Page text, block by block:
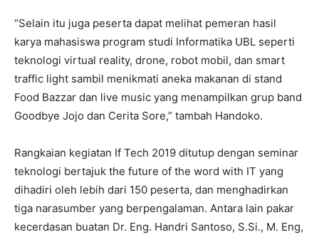
“Selain itu juga peserta dapat melihat pemeran hasil
karya mahasiswa program studi Informatika UBL seperti
teknologi virtual reality, drone, robot mobil, dan smart
traffic light sambil menikmati aneka makanan di stand
Food Bazzar dan live music yang menampilkan grup band
Goodbye Jojo dan Cerita Sore,” tambah Handoko.
Rangkaian kegiatan If Tech 2019 ditutup dengan seminar
teknologi bertajuk the future of the word with IT yang
dihadiri oleh lebih dari 150 peserta, dan menghadirkan
tiga narasumber yang berpengalaman. Antara lain pakar
kecerdasan buatan Dr. Eng. Handri Santoso, S.Si., M. Eng,